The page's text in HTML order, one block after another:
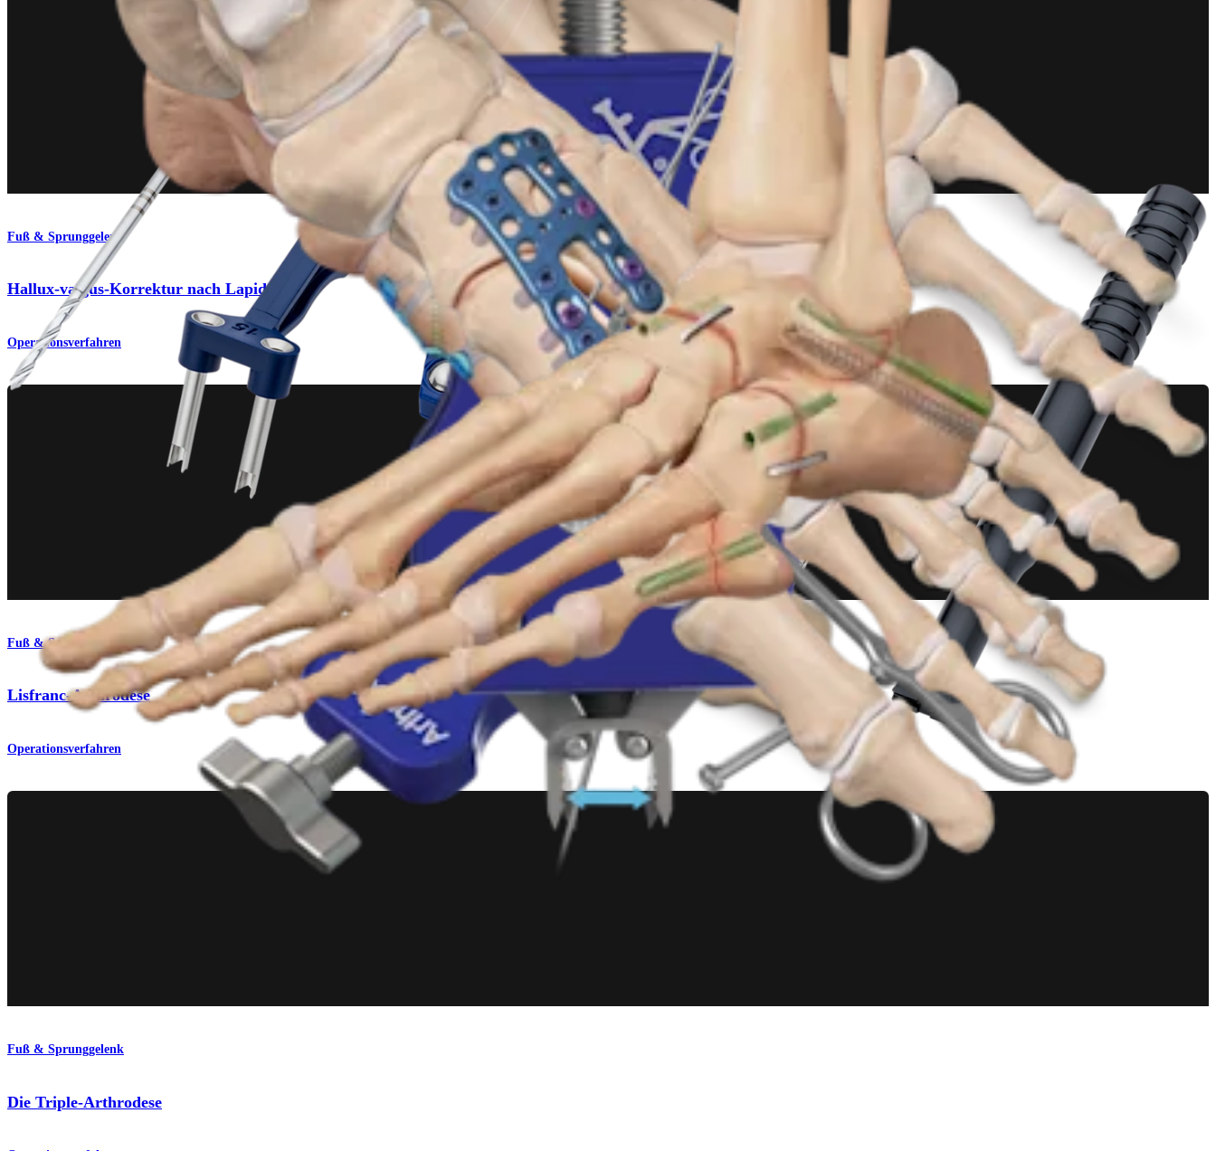
Fuß & Sprunggelenk
Hallux-valgus-Korrektur nach Lapidus
Operationsverfahren
Fuß & Sprunggelenk
Lisfranc-Arthrodese
Operationsverfahren
Fuß & Sprunggelenk
Die Triple-Arthrodese